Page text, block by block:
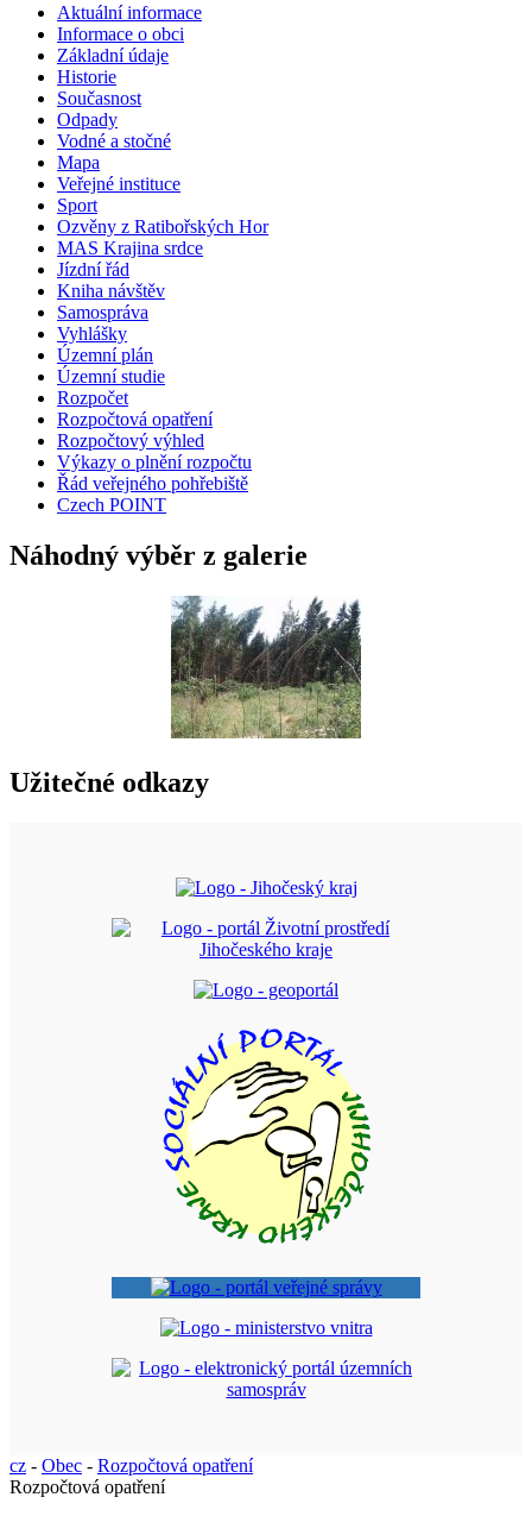
Aktuální informace
Informace o obci
Základní údaje
Historie
Současnost
Odpady
Vodné a stočné
Mapa
Veřejné instituce
Sport
Ozvěny z Ratibořských Hor
MAS Krajina srdce
Jízdní řád
Kniha návštěv
Samospráva
Vyhlášky
Územní plán
Územní studie
Rozpočet
Rozpočtová opatření
Rozpočtový výhled
Výkazy o plnění rozpočtu
Řád veřejného pohřebiště
Czech POINT
Náhodný výběr z galerie
Užitečné odkazy
cz - Obec - Rozpočtová opatření
Rozpočtová opatření